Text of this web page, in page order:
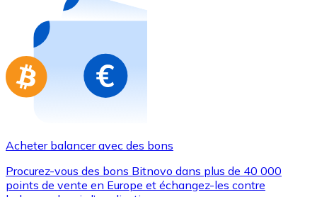
Achetez des cartes-cadeaux de vos marques
Aller à la boutique de cartes-cadeaux
Acheter balancer avec des bons
Procurez-vous des bons Bitnovo dans plus de 40 000
points de vente en Europe et échangez-les contre